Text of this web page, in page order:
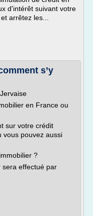
d'intérêt suivant votre
arrêtez les...
s’y
en France ou
sur votre crédit
vous pouvez aussi
?
sera effectué par